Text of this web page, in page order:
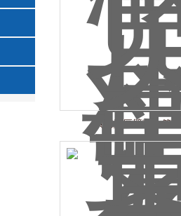
贝克曼厚壁离心管